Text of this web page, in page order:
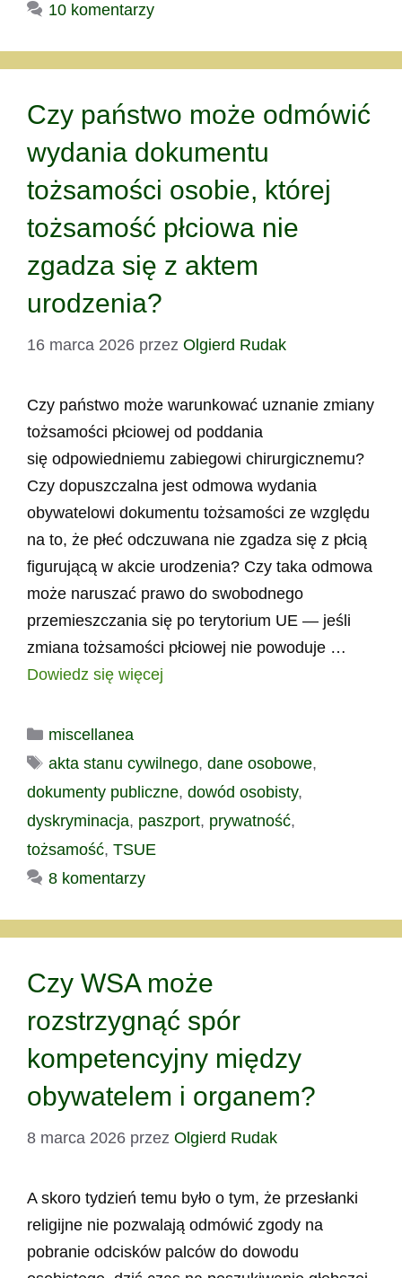
10 komentarzy
Czy państwo może odmówić
wydania dokumentu
tożsamości osobie, której
tożsamość płciowa nie
zgadza się z aktem
urodzenia?
16 marca 2026 przez Olgierd Rudak
Czy państwo może warunkować uznanie zmiany
tożsamości płciowej od poddania
się odpowiedniemu zabiegowi chirurgicznemu?
Czy dopuszczalna jest odmowa wydania
obywatelowi dokumentu tożsamości ze względu
na to, że płeć odczuwana nie zgadza się z płcią
figurującą w akcie urodzenia? Czy taka odmowa
może naruszać prawo do swobodnego
przemieszczania się po terytorium UE — jeśli
zmiana tożsamości płciowej nie powoduje …
Dowiedz się więcej
Kategorie
miscellanea
Tagi
akta stanu cywilnego, dane osobowe,
dokumenty publiczne, dowód osobisty,
dyskryminacja, paszport, prywatność,
tożsamość, TSUE
8 komentarzy
Czy WSA może
rozstrzygnąć spór
kompetencyjny między
obywatelem i organem?
8 marca 2026 przez Olgierd Rudak
A skoro tydzień temu było o tym, że przesłanki
religijne nie pozwalają odmówić zgody na
pobranie odcisków palców do dowodu